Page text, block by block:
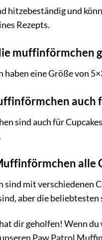
hitzebeständig und
Rezepts.
muffinförmchen
eine Größe von
auch
sind auch für
alle
mit verschiedenen
aber die
dir geholfen! Wenn
Paw Patrol